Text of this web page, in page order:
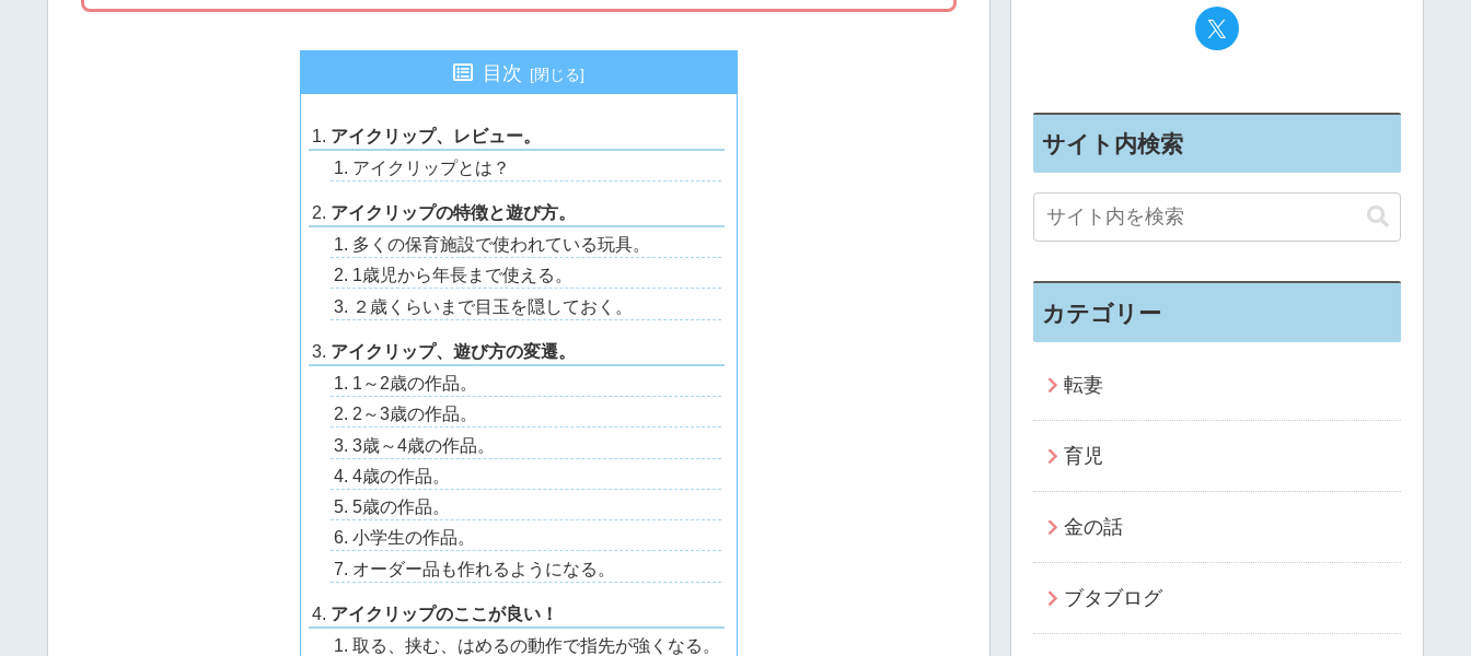
目次
アイクリップ、レビュー。
アイクリップとは？
アイクリップの特徴と遊び方。
多くの保育施設で使われている玩具。
1歳児から年長まで使える。
２歳くらいまで目玉を隠しておく。
アイクリップ、遊び方の変遷。
1～2歳の作品。
2～3歳の作品。
3歳～4歳の作品。
4歳の作品。
5歳の作品。
小学生の作品。
オーダー品も作れるようになる。
アイクリップのここが良い！
取る、挟む、はめるの動作で指先が強くなる。
サイト内検索
カテゴリー
転妻
育児
金の話
ブタブログ